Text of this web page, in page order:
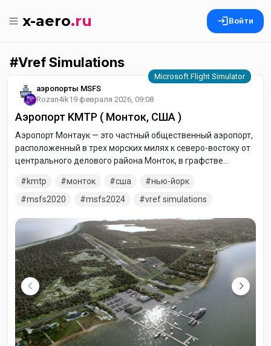
x-aero.ru Войти
Vref Simulations
аэропорты MSFS
Rozan4ik19 февраля 2026, 09:08
Аэропорт KMTP ( Монток, США )
Аэропорт Монтаук — это частный общественный аэропорт,
расположенный в трех морских милях к северо-востоку от
центрального делового района Монток, в графстве
kmtp
монток сша
нью-йорк
msfs2020
msfs2024 vref simulations